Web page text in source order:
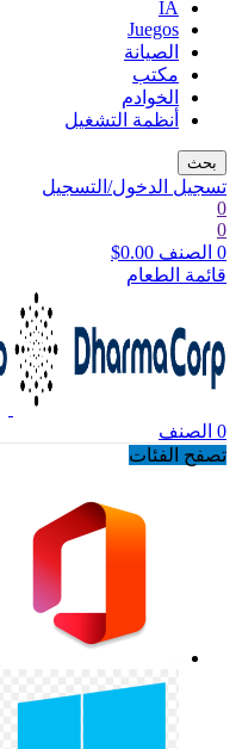
IA
Juegos
الصيانة
مكتب
الخوادم
أنظمة التشغيل
بحث
تسجيل الدخول/التسجيل
0
0
0 الصنف $0.00
قائمة الطعام
0 الصنف
تصفح الفئات